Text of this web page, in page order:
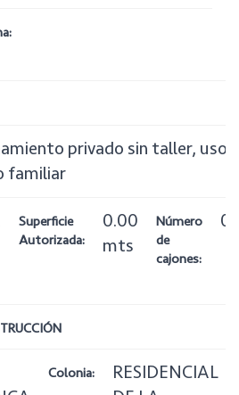
privado sin taller, uso
familiar
Superficie
Autorizada:
0.00
mts
Número
de
cajones:
0
Colonia:
RESIDENCIAL